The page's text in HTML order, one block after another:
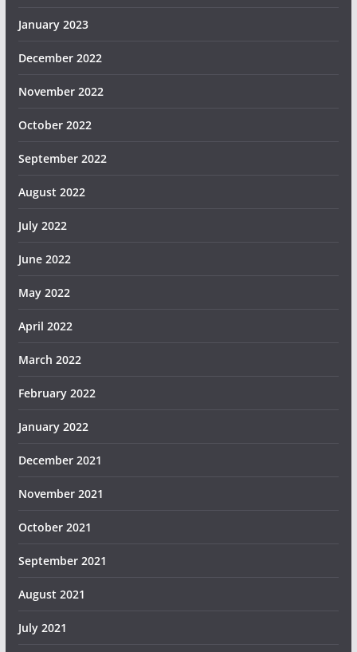
January 2023
December 2022
November 2022
October 2022
September 2022
August 2022
July 2022
June 2022
May 2022
April 2022
March 2022
February 2022
January 2022
December 2021
November 2021
October 2021
September 2021
August 2021
July 2021